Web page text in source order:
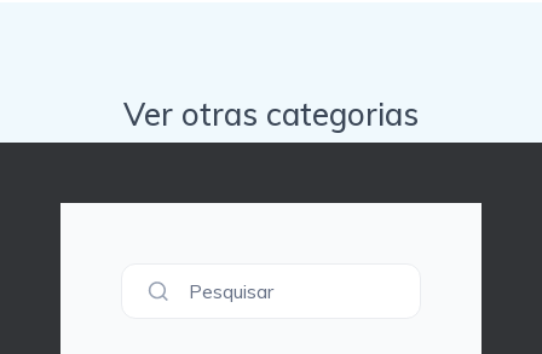
Ver otras categorias
Pesquisar